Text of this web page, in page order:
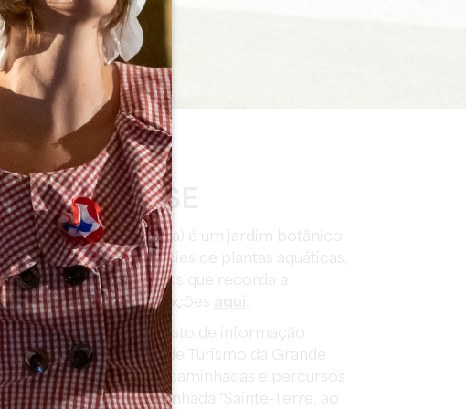
INTERESSE
(jardim da lampreia) é um jardim botânico
mais de 400 espécies de plantas aquáticas,
um caminho de seixos que recorda a
Mais informações
é também um posto de informação
2015 pelo Gabinete de Turismo da Grande
O gabinete propõe caminhadas e percursos
Sainte-Terre. A caminhada "Sainte-Terre, ao